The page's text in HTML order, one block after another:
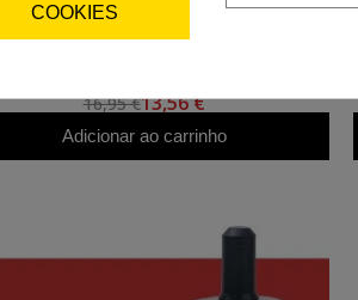
TOTENART
16,95 €13,56 €
Adicionar ao carrinho
COOKIES